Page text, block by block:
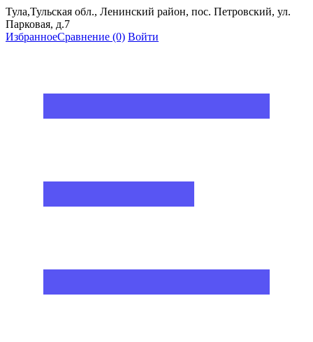
Тула,Тульская обл., Ленинский район, пос. Петровский, ул.
Парковая, д.7
ИзбранноеСравнение (0) Войти